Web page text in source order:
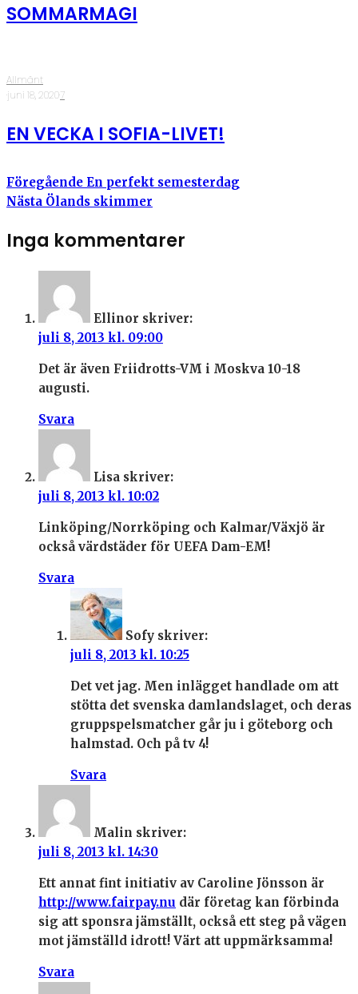
SOMMARMAGI
Allmänt
·juni 18, 2020·7
EN VECKA I SOFIA-LIVET!
Föregående En perfekt semesterdag
Nästa Ölands skimmer
Inga kommentarer
Ellinor skriver:
juli 8, 2013 kl. 09:00
Det är även Friidrotts-VM i Moskva 10-18
augusti.
Svara
Lisa skriver:
juli 8, 2013 kl. 10:02
Linköping/Norrköping och Kalmar/Växjö är
också värdstäder för UEFA Dam-EM!
Svara
Sofy skriver:
juli 8, 2013 kl. 10:25
Det vet jag. Men inlägget handlade om att
stötta det svenska damlandslaget, och deras
gruppspelsmatcher går ju i göteborg och
halmstad. Och på tv 4!
Svara
Malin skriver:
juli 8, 2013 kl. 14:30
Ett annat fint initiativ av Caroline Jönsson är
http://www.fairpay.nu där företag kan förbinda
sig att sponsra jämställt, också ett steg på vägen
mot jämställd idrott! Värt att uppmärksamma!
Svara